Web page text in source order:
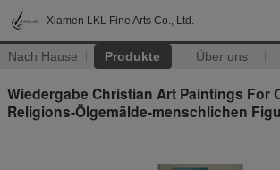
Xiamen LKL Fine Arts Co., Ltd.
Nach Hause Produkte Über uns
Wiedergabe Christian Art Paintings For
Religions-Ölgemälde-menschlichen